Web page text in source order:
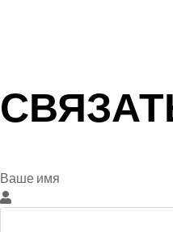
Ваше имя